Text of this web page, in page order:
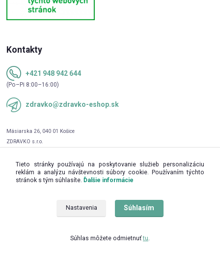
Kontakty
+421 948 942 644
(Po–Pi 8:00–16:00)
zdravko@zdravko-eshop.sk
Upravit sběr cookies.
Tieto stránky používajú na poskytovanie služieb personalizáciu
reklám a analýzu návštevnosti súbory cookie. Používaním týchto
stránok s tým súhlasíte. Ďalšie informácie
Nastavenia Súhlasím
Súhlas môžete odmietnuťtu.